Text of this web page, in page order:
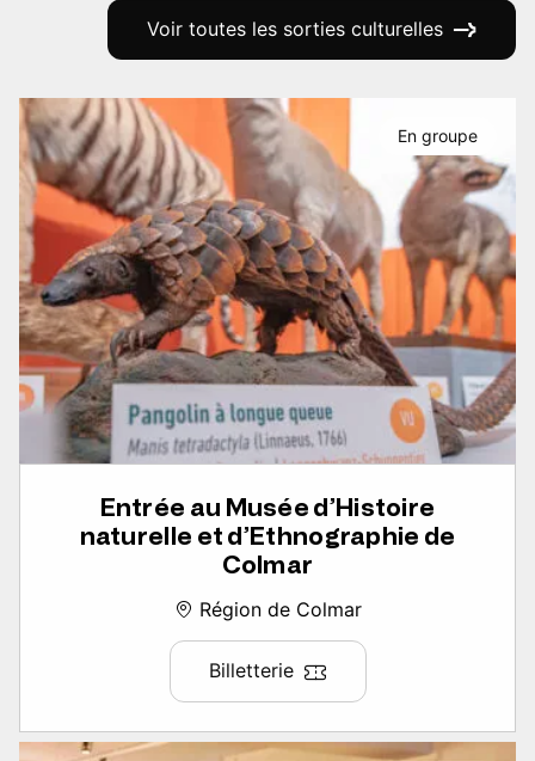
Voir toutes les sorties culturelles
Entrée au Musée d’Histoire
naturelle et d’Ethnographie de
Colmar
Région de Colmar
Billetterie
En groupe